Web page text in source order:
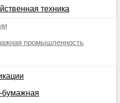
техника
промышленность
бумажная